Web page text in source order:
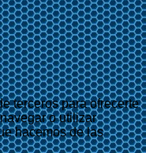
terceros para ofrecerte
o utilizar
hacemos de las